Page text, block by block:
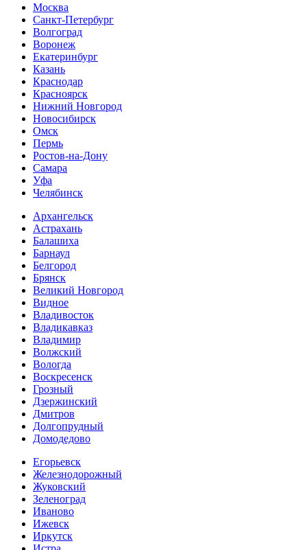
Москва
Санкт-Петербург
Волгоград
Воронеж
Екатеринбург
Казань
Краснодар
Красноярск
Нижний Новгород
Новосибирск
Омск
Пермь
Ростов-на-Дону
Самара
Уфа
Челябинск
Архангельск
Астрахань
Балашиха
Барнаул
Белгород
Брянск
Великий Новгород
Видное
Владивосток
Владикавказ
Владимир
Волжский
Вологда
Воскресенск
Грозный
Дзержинский
Дмитров
Долгопрудный
Домодедово
Егорьевск
Железнодорожный
Жуковский
Зеленоград
Иваново
Ижевск
Иркутск